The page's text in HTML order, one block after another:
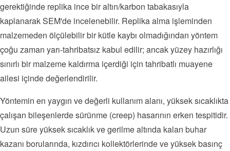
gerektiğinde replika ince bir altın/karbon tabakasıyla
kaplanarak SEM'de incelenebilir. Replika alma işleminden
malzemeden ölçülebilir bir kütle kaybı olmadığından yöntem
çoğu zaman yarı-tahribatsız kabul edilir; ancak yüzey hazırlığı
sınırlı bir malzeme kaldırma içerdiği için tahribatlı muayene
ailesi içinde değerlendirilir.
Yöntemin en yaygın ve değerli kullanım alanı, yüksek sıcaklıkta
çalışan bileşenlerde sürünme (creep) hasarının erken tespitidir.
Uzun süre yüksek sıcaklık ve gerilme altında kalan buhar
kazanı borularında, kızdırıcı kollektörlerinde ve yüksek basınç